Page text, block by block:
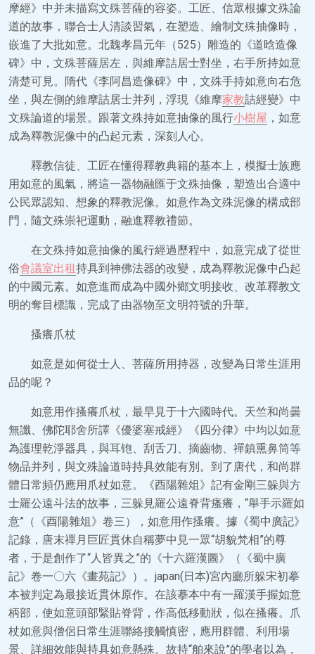
摩經》中并未描寫文殊菩薩的容姿。工匠、信眾根據文殊論
道的故事，聯合士人清談習氣，在塑造、繪制文殊抽像時，
嵌進了大批如意。北魏孝昌元年（525）雕造的《道晗造像
碑》中，文殊菩薩居左，與維摩詰居士對坐，右手所持如意
清楚可見。隋代《李阿昌造像碑》中，文殊手持如意向右危
坐，與左側的維摩詰居士并列，浮現《維摩家教詰經變》中
文殊論道的場景。跟著文殊持如意抽像的風行小樹屋 ，如意
成為釋教泥像中的凸起元素，深刻人心。
釋教信徒、工匠在懂得釋教典籍的基本上，模擬士族應
用如意的風氣，將這一器物融匯于文殊抽像，塑造出合適中
公民眾認知、想象的釋教泥像。如意作為文殊泥像的構成部
門，隨文殊崇祀運動，融進釋教禮節。
在文殊持如意抽像的風行經過歷程中，如意完成了從世
俗會議室出租持具到神佛法器的改變，成為釋教泥像中凸起
的中國元素。如意進而成為中國外鄉文明接收、改革釋教文
明的奪目標識，完成了由器物至文明符號的升華。
搔癢爪杖
如意是如何從士人、菩薩所用持器，改變為日常生涯用
品的呢？
如意用作搔癢爪杖，最早見于十六國時代。天竺和尚曇
無讖、佛陀耶舍所譯《優婆塞戒經》《四分律》中均以如意
為護理乾淨器具，與耳铇、刮舌刀、摘齒物、禪鎮熏鼻筒等
物品并列，與文殊論道時持具效能有別。到了唐代，和尚群
體日常頻仍應用爪杖如意。《酉陽雜俎》記有金剛三躲與方
士羅公遠斗法的故事，三躲見羅公遠脊背瘙癢，“舉手示羅如
意”（《酉陽雜俎》卷三），如意用作搔癢。據《蜀中廣記》
記錄，唐末禪月巨匠貫休自稱夢中見一眾“胡貌梵相”的尊
者，于是創作了“人皆異之”的《十六羅漢圖》（《蜀中廣
記》卷一〇六《畫苑記》）。japan(日本)宮內廳所躲宋初摹
本被判定為最接近貫休原作。在該摹本中有一羅漢手握如意
柄部，使如意頭部緊貼脊背，作高低移動狀，似在搔癢。爪
杖如意與僧侶日常生涯聯絡接觸慎密，應用群體、利用場
景、詳細效能與持具如意懸殊。故持“舶來說”的學者以為，